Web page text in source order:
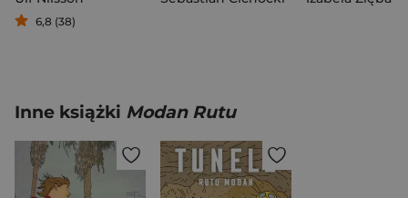
6,8 (38)
Inne książki Modan Rutu